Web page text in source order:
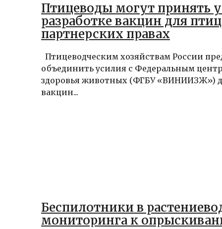
Птицеводы могут принять
разработке вакцин для
партнерских правах
Птицеводческим хозяйствам России
объединить усилия с Федеральным
здоровья животных (ФГБУ «ВИНИИЗЖ»)
вакцин...
Беспилотники в
мониторинга к